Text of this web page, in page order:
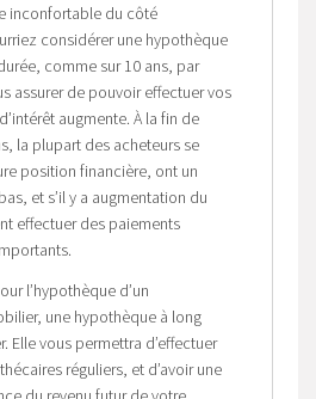
inconfortable du côté
considérer une hypothèque
comme sur 10 ans, par
assurer de pouvoir effectuer vos
augmente. À la fin de
la plupart des acheteurs se
position financière, ont un
et s’il y a augmentation du
effectuer des paiements
l’hypothèque d’un
une hypothèque à long
Elle vous permettra d’effectuer
réguliers, et d’avoir une